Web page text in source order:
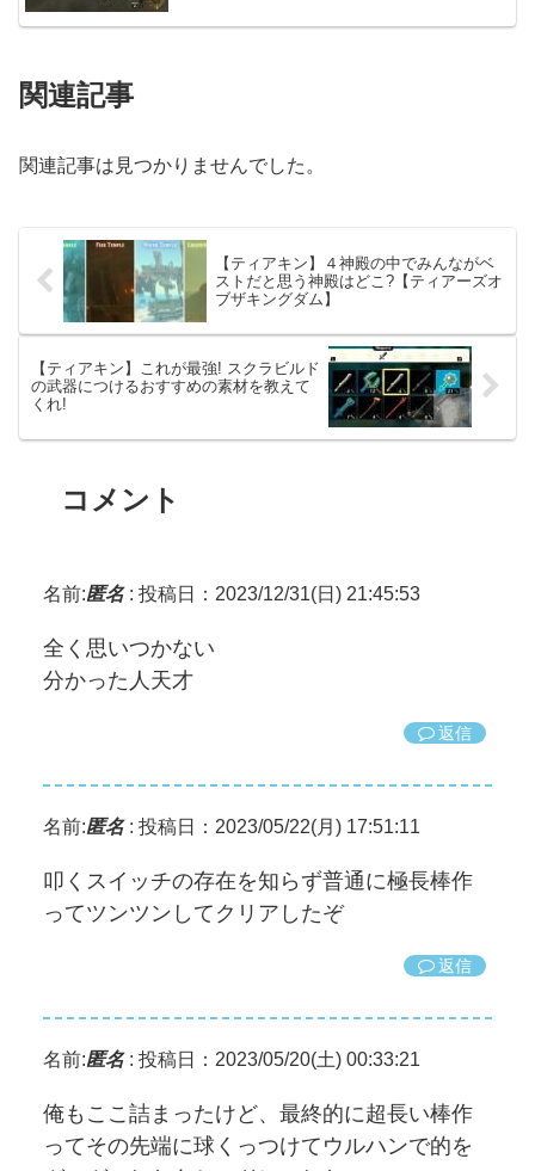
関連記事
関連記事は見つかりませんでした。
【ティアキン】４神殿の中でみんながベ
ストだと思う神殿はどこ?【ティアーズオ
ブザキングダム】
【ティアキン】これが最強! スクラビルド
の武器につけるおすすめの素材を教えて
くれ!
コメント
名前:匿名: 投稿日：2023/12/31(日) 21:45:53
全く思いつかない
分かった人天才
返信
名前:匿名: 投稿日：2023/05/22(月) 17:51:11
叩くスイッチの存在を知らず普通に極長棒作
ってツンツンしてクリアしたぞ
返信
名前:匿名: 投稿日：2023/05/20(土) 00:33:21
俺もここ詰まったけど、最終的に超長い棒作
ってその先端に球くっつけてウルハンで的を